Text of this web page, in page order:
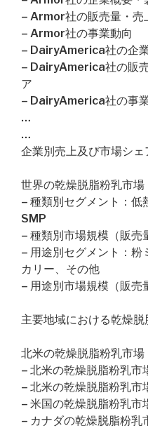
– Armor社の販売量・売
– Armor社の事業動向
– DairyAmerica社の企
– DairyAmerica社の販
ア
– DairyAmerica社の事
…
…
企業別売上及び市場シェ
世界の乾燥脱脂粉乳市
– 種類別セグメント：
SMP
– 種類別市場規模（販売
– 用途別セグメント：粉
カリー、その他
– 用途別市場規模（販売
主要地域における乾燥
北米の乾燥脱脂粉乳市
– 北米の乾燥脱脂粉乳市
– 北米の乾燥脱脂粉乳市
– 米国の乾燥脱脂粉乳市
– カナダの乾燥脱脂粉乳